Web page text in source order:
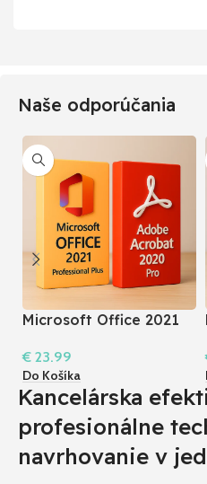
Naše odporúčania
Microsoft Office 2021
Acrobat 2020 Pro I
Windows
€ 23.99
Do Košíka
Kancelárska
profesionálne
navrhovanie v